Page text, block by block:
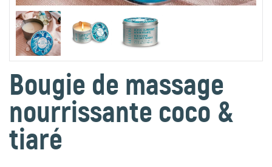
Bougie de massage
nourrissante coco &
tiaré